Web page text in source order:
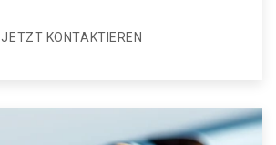
JETZT KONTAKTIEREN